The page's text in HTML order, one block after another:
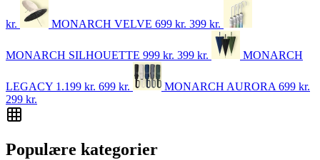
kr. MONARCH VELVE 699 kr. 399 kr.
MONARCH SILHOUETTE 999 kr. 399 kr. MONARCH
LEGACY 1.199 kr. 699 kr. MONARCH AURORA 699 kr.
299 kr.
Populære kategorier